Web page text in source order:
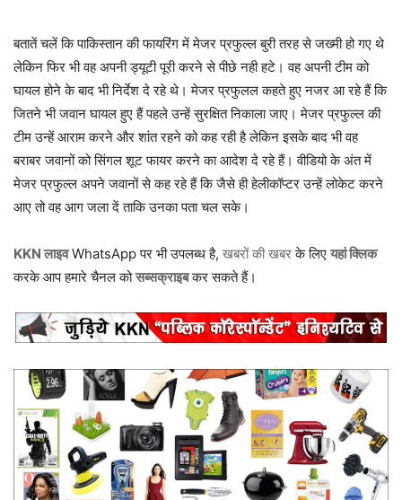
बतातें चलें कि पाकिस्तान की फायरिंग में मेजर प्रफुल्ल बुरी तरह से जख्मी हो गए थे
लेकिन फिर भी वह अपनी ड्यूटी पूरी करने से पीछे नही हटे। वह अपनी टीम को
घायल होने के बाद भी निर्देश दे रहे थे। मेजर प्रफुलल कहते हुए नजर आ रहे हैं कि
जितने भी जवान घायल हुए हैं पहले उन्हें सुरक्षित निकाला जाए। मेजर प्रफुल्ल की
टीम उन्हें आराम करने और शांत रहने को कह रही है लेकिन इसके बाद भी वह
बराबर जवानों को सिंगल शूट फायर करने का आदेश दे रहे हैं। वीडियो के अंत में
मेजर प्रफुल्ल अपने जवानों से कह रहे हैं कि जैसे ही हेलीकॉप्टर उन्हें लोकेट करने
आए तो वह आग जला दें ताकि उनका पता चल सके।
KKN लाइवWhatsApp पर भी उपलब्ध है, खबरों की खबरके लिए यहां क्लिक
करके आप हमारे चैनल कोसब्सक्राइबकर सकते हैं।